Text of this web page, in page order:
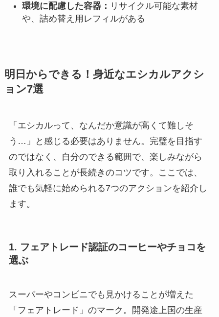
環境に配慮した容器： リサイクル可能な素材
や、詰め替え用レフィルがある
明日からできる！身近なエシカルアクシ
ョン7選
「エシカルって、なんだか意識が高くて難しそ
う…」と感じる必要はありません。完璧を目指す
のではなく、自分のできる範囲で、楽しみながら
取り入れることが長続きのコツです。ここでは、
誰でも気軽に始められる7つのアクションを紹介し
ます。
1. フェアトレード認証のコーヒーやチョコを
選ぶ
スーパーやコンビニでも見かけることが増えた
「フェアトレード」のマーク。開発途上国の生産